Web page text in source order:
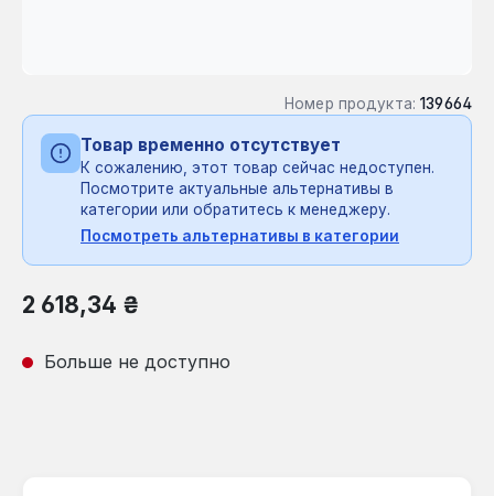
Номер продукта: 139664
Товар временно отсутствует
К сожалению, этот товар сейчас недоступен.
Посмотрите актуальные альтернативы в
категории или обратитесь к менеджеру.
Посмотреть альтернативы в категории
Обычная цена:
2 618,34 ₴
Больше не доступно